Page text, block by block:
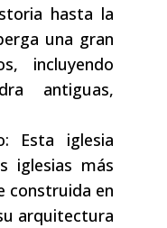
hasta la
una gran
incluyendo
antiguas,
Esta iglesia
iglesias más
construida en
arquitectura